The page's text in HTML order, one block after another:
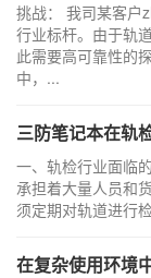
挑战： 我司某客户
行业标杆。由于轨
此需要高可靠性的
中，...
三防笔记本在轨
一、轨检行业面临
承担着大量人员和
须定期对轨道进行
在复杂使用环境